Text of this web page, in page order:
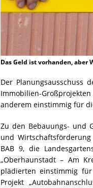
Das Geld ist vorhanden, aber
Der Planungsausschuss
Immobilien-
anderem einstimmig für
Zu den Bebauungs- und
und
BAB 9, die
„Oberhaunstadt – Am
plädierten einstimmig
Projekt